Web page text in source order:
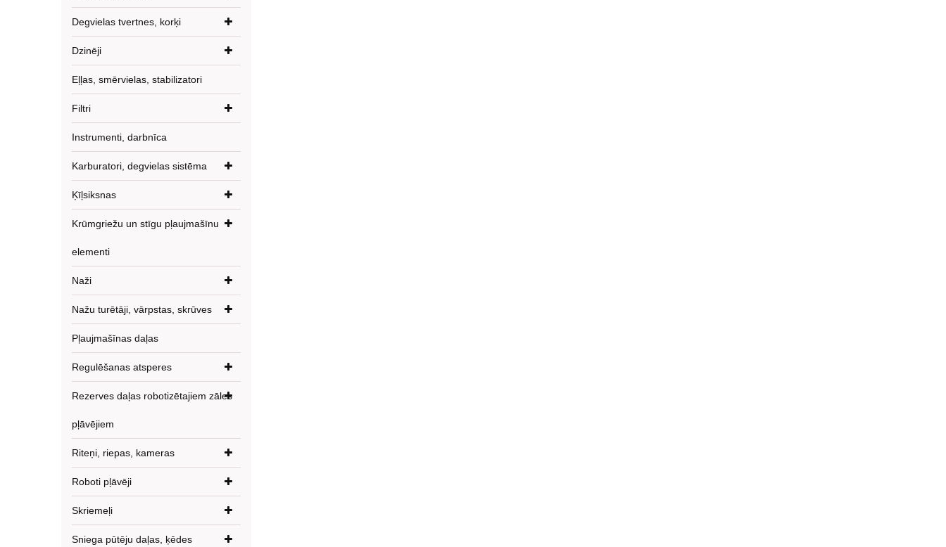
Degvielas tvertnes, korķi
Dzinēji
Eļļas, smērvielas, stabilizatori
Filtri
Instrumenti, darbnīca
Karburatori, degvielas sistēma
Ķīļsiksnas
Krūmgriežu un stīgu pļaujmašīnu
elementi
Naži
Nažu turētāji, vārpstas, skrūves
Pļaujmašīnas daļas
Regulēšanas atsperes
Rezerves daļas robotizētajiem zāles
pļāvējiem
Riteņi, riepas, kameras
Roboti pļāvēji
Skriemeļi
Sniega pūtēju daļas, ķēdes